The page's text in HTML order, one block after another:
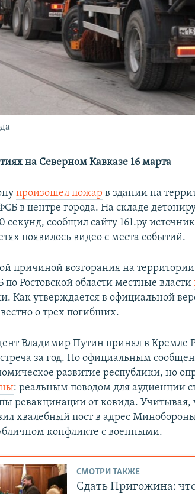
на Северном Кавказе 16 марта
произошел пожар в здании на
в центре города. На складе
секунд, сообщил сайту 161.ру
появилось видео с места событий.
причиной возгорания на
Ростовской области местные власти
Как утверждается в официальной
о трех погибших.
Владимир Путин принял в Кремле
за год. По официальным
развитие республики, но
: реальным поводом для аудиенции
ревакцинации от ковида. Учитывая,
хвалебный пост в адрес
конфликте с военными.
СМОТРИ ТАКЖЕ
Сдать Пригожина: